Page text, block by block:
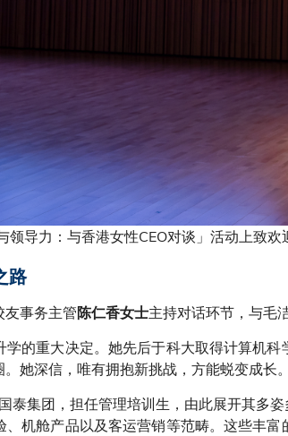
导力：与香港女性CEO对谈」活动上致欢
路
友事务主管陈仁香女士主持对话环节，与毛
的重大决定。她先后于科大取得计算机
她深信，唯有拥抱新挑战，方能蜕变成长。
泰集团，担任管理培训生，由此展开其多
机舱产品以及客运营销等范畴。这些丰